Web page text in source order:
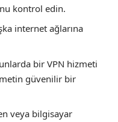
kontrol edin.
internet ağlarına
bir VPN hizmeti
güvenilir bir
veya bilgisayar